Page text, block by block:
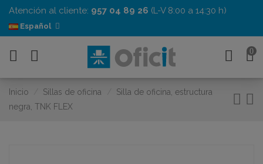
Atención al cliente: 957 04 89 26 (L-V 8:00 a 14:30 h)
Español
0
Inicio Sillas de oficina
Silla de oficina, estructura
negra, TNK FLEX